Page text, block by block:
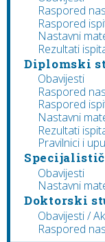
Raspored
Raspored
Nastavni
Rezultati
Diplomski
Obavijesti
Raspored
Raspored
Nastavni
Rezultati
Pravilnici i
Obavijesti
Nastavni
Doktorski
Obavijesti /
Raspored